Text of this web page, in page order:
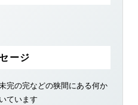
ージ
完の完などの狭間にある何か
ています